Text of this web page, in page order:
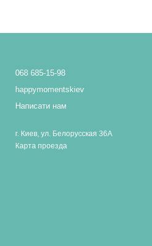
068 685-15-98
happymomentskiev
Написати нам
г. Киев, ул. Белорусская 36А
Карта проезда